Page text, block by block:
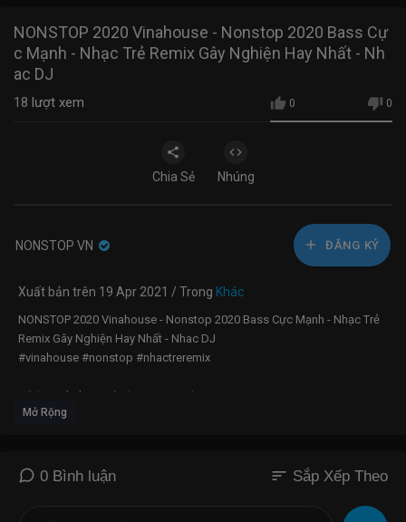
NONSTOP 2020 Vinahouse - Nonstop 2020 Bass Cự
c Mạnh - Nhạc Trẻ Remix Gây Nghiện Hay Nhất - Nh
ac DJ
0 0
18 lượt xem
Chia Sẻ Nhúng
NONSTOP VN ĐĂNG KÝ
Xuất bản trên 19 Apr 2021 / Trong Khác
NONSTOP 2020 Vinahouse - Nonstop 2020 Bass Cực Mạnh - Nhạc Trẻ
Remix Gây Nghiện Hay Nhất - Nhac DJ
#vinahouse #nonstop #nhactreremix
♫Đăng Kí Nhạc Mới : http://goo.gl/rj5qUz
♫Facebook Fan Page :
---------------------------
Mở Rộng
0 Bình luận sort Sắp Xếp Theo